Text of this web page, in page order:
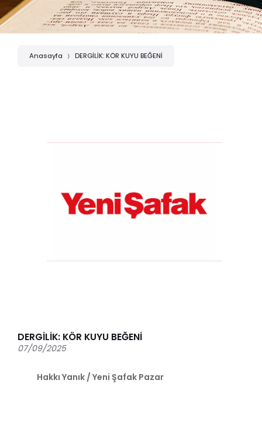
Anasayfa DERGİLİK: KÖR KUYU BEĞENİ
DERGİLİK: KÖR KUYU BEĞENİ
07/09/2025
Hakkı Yanık / Yeni Şafak Pazar